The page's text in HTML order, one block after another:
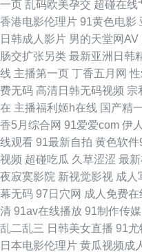
口处 年轻的朋友4免费 黑丝白虎
品毛片 97国产精品 国产精品久
亚洲黄网站 91视频下载导航 俺
91白丝在线观看视频 在线观看视
下载 国产黄a三级大片 久久草影
品一区在线 欧美成人精品一区二
线婷婷超碰 大香蕉福利视频导航
一页 乱码欧美孕交 超碰在线
香港电影伦理片 91黄色电影
日韩成人影片 男的天堂网AV
肠交扩张另类 最新亚洲日韩
线 主播第一页 丁香五月网
费无码 高清日韩无码视频 宗
在 主播福利姬h在线 国产精
香5月综合网 91爱爱com 伊
线观看 91最新自拍 黄色软件
视频 超碰吃瓜 久草涩涩 最
夜寂寞影院 新视觉影视 成人
幕无码 97日穴网 成人免费在
清 91av在线播放 91制作传媒
乱二乱三 日韩美女直播 91尤
日本电影伦理片 黄瓜视频成